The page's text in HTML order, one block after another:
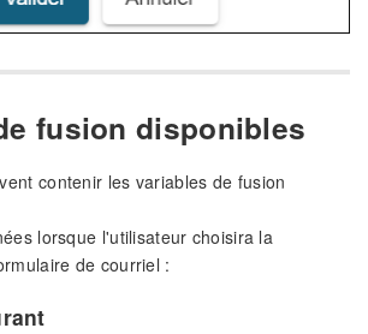
fusion disponibles
contenir les variables de fusion
lorsque l'utilisateur choisira la
de courriel :